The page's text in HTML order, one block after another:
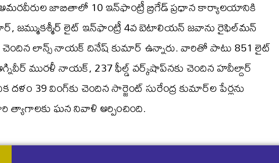
అమరవీరుల జాబితాలో 10 ఇన్‌ఫాంట్రీ బ్రిగేడ్ ప్రధాన కార్యాలయానికి
జమ్ముకశ్మీర్ లైట్ ఇన్‌ఫాంట్రీ 4వ బెటాలియన్ జవాను రైఫిల్‌మన్
చెందిన లాన్స్ నాయక్ దినేష్ కుమార్ ఉన్నారు. వారితో పాటు 851 లైట్
మురళీ నాయక్, 237 ఫీల్డ్ వర్క్‌షాప్‌నకు చెందిన హవీల్దార్
39 వింగ్‌కు చెందిన సార్జెంట్ సురేంద్ర కుమార్‌ల పేర్లను
త్యాగాలకు ఘన నివాళి అర్పించింది.